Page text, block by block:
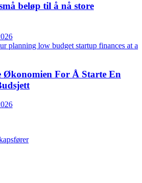
beløp til å nå store
Økonomien For Å Starte En